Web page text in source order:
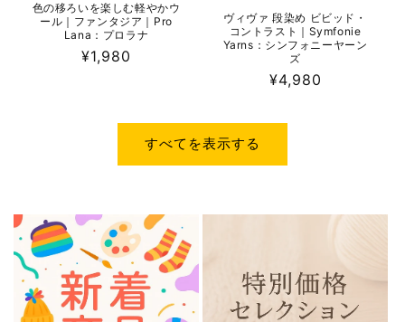
色の移ろいを楽しむ軽やかウ
ール｜ファンタジア｜Pro
Lana：プロラナ
通
¥1,980
ヴィヴァ 段染め ビビッド・
コントラスト｜Symfonie
Yarns：シンフォニーヤーン
ズ
通
価
¥4,980
すべてを表示する